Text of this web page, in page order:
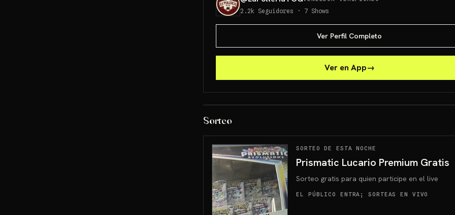
2.2k Seguidores · 7 Shows
Ver Perfil Completo
Ver en App→
Sorteo
SORTEO DE ESTA NOCHE
Prismatic Lucario Premium Gratis
Sorteo gratis para quien participe en el live
EL PÚBLICO ENTRA; SORTEAS EN VIVO